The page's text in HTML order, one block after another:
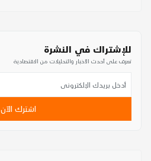
للإشتراك في النشرة
تعرف على أحدث الأخبار والتحليلات من الاقتصادية
اشترك الآن